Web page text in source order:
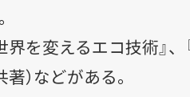
界を変えるエコ技術』、
著）などがある。